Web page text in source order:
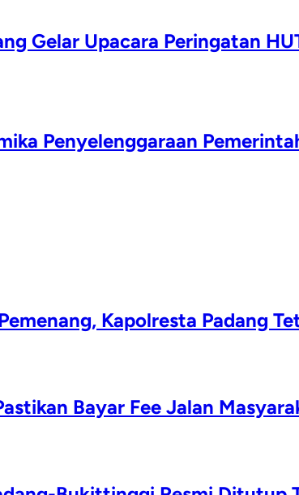
Gelar Upacara Peringatan
Penyelenggaraan
Kapolresta Padang
Bayar Fee Jalan